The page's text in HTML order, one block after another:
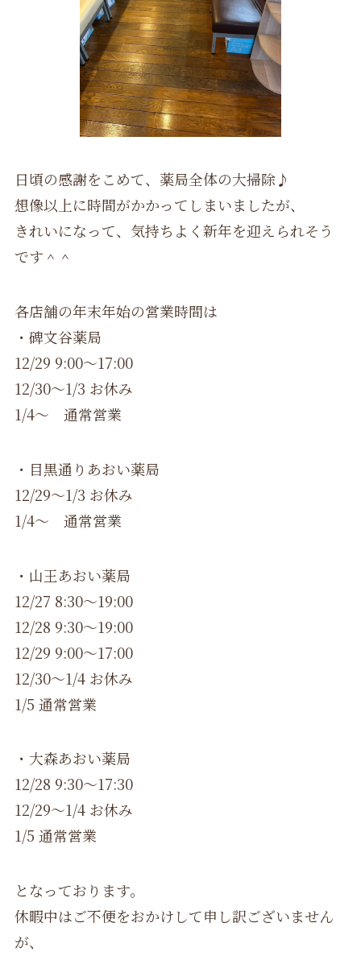
日頃の感謝をこめて、薬局全体の大掃除♪
想像以上に時間がかかってしまいましたが、
きれいになって、気持ちよく新年を迎えられそう
です＾＾
各店舗の年末年始の営業時間は
・碑文谷薬局
12/29 9:00～17:00
12/30～1/3 お休み
1/4～ 通常営業
・目黒通りあおい薬局
12/29～1/3 お休み
1/4～ 通常営業
・山王あおい薬局
12/27 8:30～19:00
12/28 9:30～19:00
12/29 9:00～17:00
12/30～1/4 お休み
1/5 通常営業
・大森あおい薬局
12/28 9:30～17:30
12/29～1/4 お休み
1/5 通常営業
となっております。
休暇中はご不便をおかけして申し訳ございません
が、